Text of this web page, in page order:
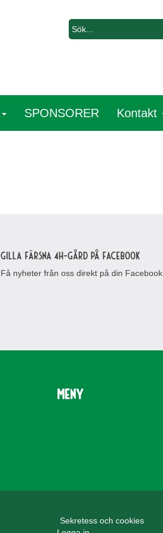
SPONSORER Kontakt
Gilla Färsna 4H-gård på Facebook
Få nyheter från oss direkt på din Facebook.
Meny
Sekretess och cookies